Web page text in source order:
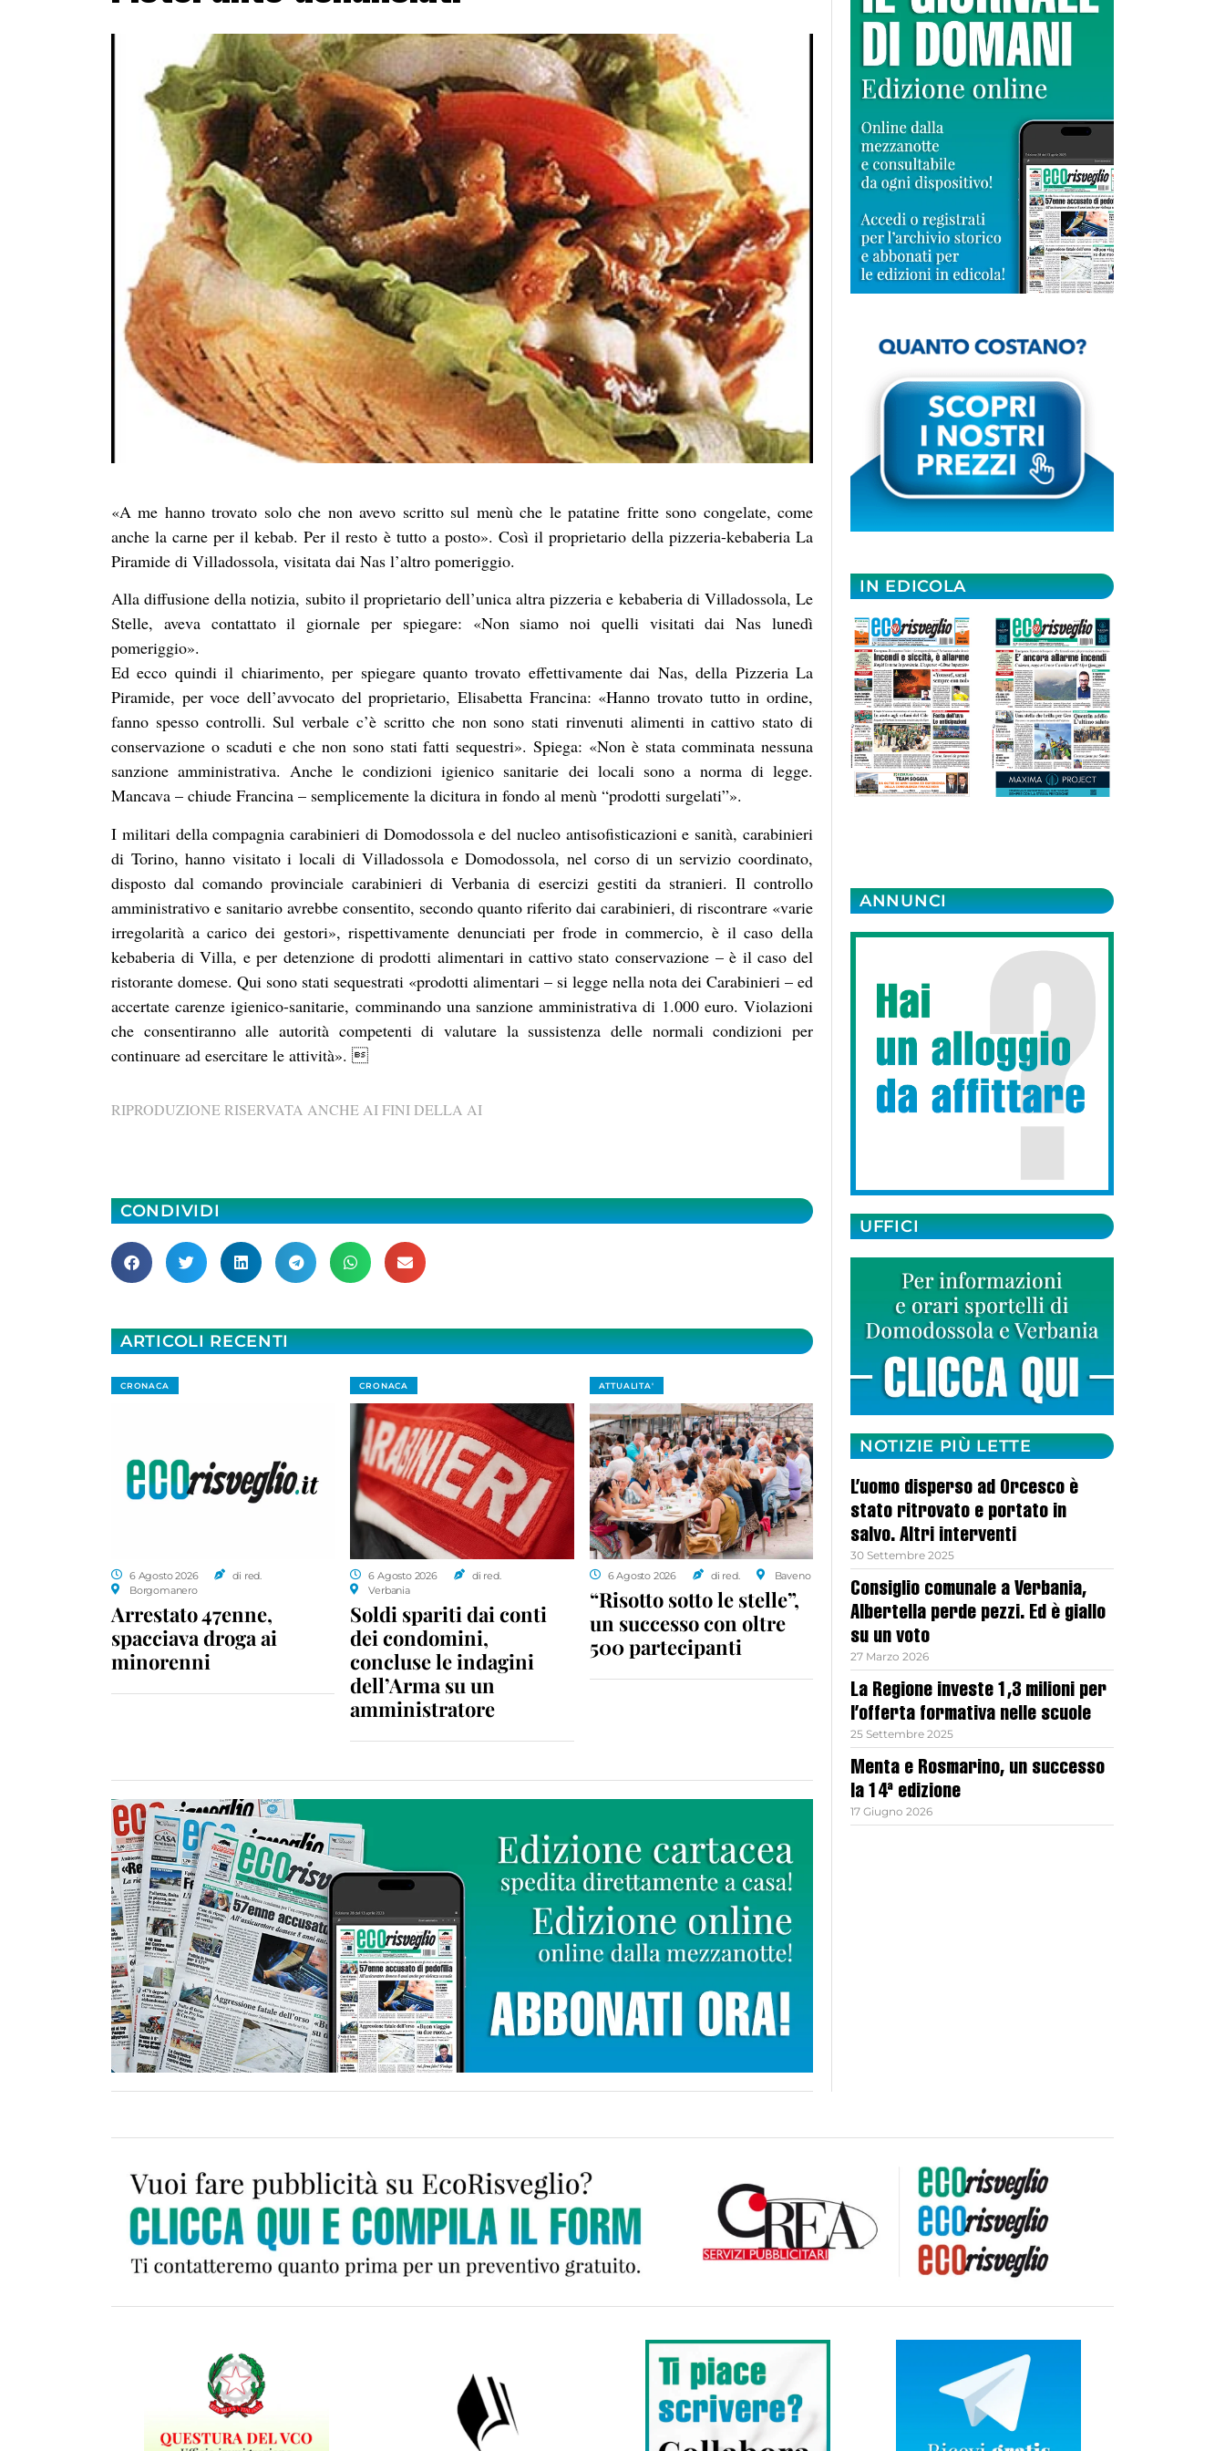
«A me hanno trovato solo che non avevo scritto sul menù che le patatine fritte sono congelate, come
anche la carne per il kebab. Per il resto è tutto a posto». Così il proprietario della pizzeria-kebaberia La
Piramide di Villadossola, visitata dai Nas l’altro pomeriggio.
Alla diffusione della notizia, subito il proprietario dell’unica altra pizzeria e kebaberia di Villadossola, Le
Stelle, aveva contattato il giornale per spiegare: «Non siamo noi quelli visitati dai Nas lunedì
pomeriggio».
Ed ecco quindi il chiarimento, per spiegare quanto trovato effettivamente dai Nas, della Pizzeria La
Piramide, per voce dell’avvocato del proprietario, Elisabetta Francina: «Hanno trovato tutto in ordine,
fanno spesso controlli. Sul verbale c’è scritto che non sono stati rinvenuti alimenti in cattivo stato di
conservazione o scaduti e che non sono stati fatti sequestri». Spiega: «Non è stata comminata nessuna
sanzione amministrativa. Anche le condizioni igienico sanitarie dei locali sono a norma di legge.
Mancava – chiude Francina – semplicemente la dicitura in fondo al menù “prodotti surgelati”».
I militari della compagnia carabinieri di Domodossola e del nucleo antisofisticazioni e sanità, carabinieri
di Torino, hanno visitato i locali di Villadossola e Domodossola, nel corso di un servizio coordinato,
disposto dal comando provinciale carabinieri di Verbania di esercizi gestiti da stranieri. Il controllo
amministrativo e sanitario avrebbe consentito, secondo quanto riferito dai carabinieri, di riscontrare «varie
irregolarità a carico dei gestori», rispettivamente denunciati per frode in commercio, è il caso della
kebaberia di Villa, e per detenzione di prodotti alimentari in cattivo stato conservazione – è il caso del
ristorante domese. Qui sono stati sequestrati «prodotti alimentari – si legge nella nota dei Carabinieri – ed
accertate carenze igienico-sanitarie, comminando una sanzione amministrativa di 1.000 euro. Violazioni
che consentiranno alle autorità competenti di valutare la sussistenza delle normali condizioni per
continuare ad esercitare le attività». 
RIPRODUZIONE RISERVATA ANCHE AI FINI DELLA AI
CONDIVIDI
ARTICOLI RECENTI
CRONACA
6 Agosto 2026
di red.
Borgomanero
Arrestato 47enne,
spacciava droga ai
minorenni
CRONACA
6 Agosto 2026
di red.
Verbania
Soldi spariti dai conti
dei condomini,
concluse le indagini
dell’Arma su un
amministratore
ATTUALITA'
6 Agosto 2026 di red. Baveno
“Risotto sotto le stelle”,
un successo con oltre
500 partecipanti
IN EDICOLA
ANNUNCI
UFFICI
NOTIZIE PIÙ LETTE
L’uomo disperso ad Orcesco è
stato ritrovato e portato in
salvo. Altri interventi
30 Settembre 2025
Consiglio comunale a Verbania,
Albertella perde pezzi. Ed è giallo
su un voto
27 Marzo 2026
La Regione investe 1,3 milioni per
l’offerta formativa nelle scuole
25 Settembre 2025
Menta e Rosmarino, un successo
la 14ª edizione
17 Giugno 2026